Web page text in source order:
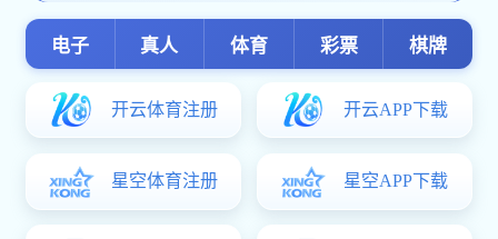
电话：029-83118866 传真：029-83118889
电子邮箱： [email protected]
Copyrights 2023 All Rights Reserved 123696澳门论坛 版权所有 陕ICP备
06001958号 陕公网安备61010302000016号
红姐新澳论坛-北奥集团